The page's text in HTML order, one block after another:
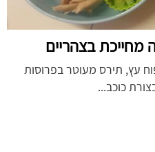
מחייכת בצהריים
עץ, תירס מעוטר בפרוסות
כוכב...